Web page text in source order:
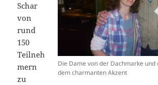
Die Dame von der Dachmarke
dem charmanten Akzent
Schar
von
rund
150
Teilneh
mern
zu